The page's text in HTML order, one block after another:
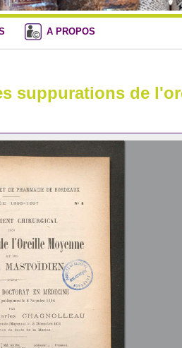
A PROPOS
suppurations de